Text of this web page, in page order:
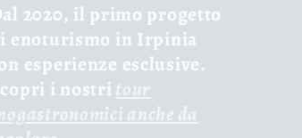
2020, il primo progetto
enoturismo in Irpinia
esperienze esclusive.
i nostri tour
anche da